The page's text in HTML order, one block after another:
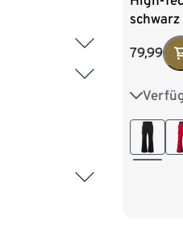
schwarz
79,99
S 44/46
L 52/54